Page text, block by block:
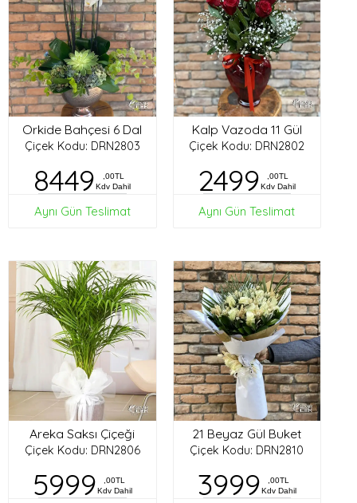
Orkide Bahçesi 6 Dal
Çiçek Kodu: DRN2803
8449
,00TL
Kdv Dahil
Aynı Gün Teslimat
Kalp Vazoda 11 Gül
Çiçek Kodu: DRN2802
2499
,00TL
Kdv Dahil
Aynı Gün Teslimat
Areka Saksı Çiçeği
Çiçek Kodu: DRN2806
5999
,00TL
Kdv Dahil
21 Beyaz Gül Buket
Çiçek Kodu: DRN2810
3999
,00TL
Kdv Dahil